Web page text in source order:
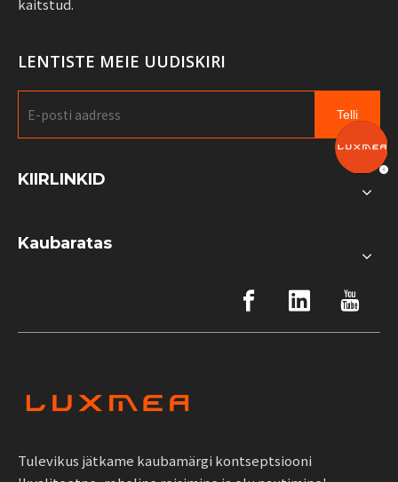
kaitstud.
LENTISTE MEIE UUDISKIRI
Telli
KIIRLINKID
Kaubaratas
Tulevikus jätkame kaubamärgi kontseptsiooni